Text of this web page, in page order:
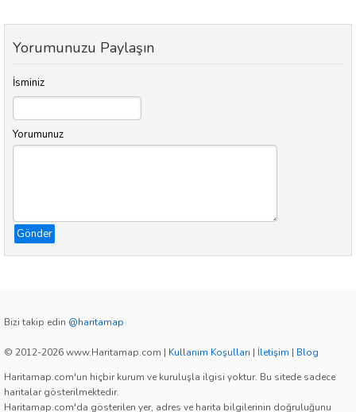
Yorumunuzu Paylaşın
İsminiz
Yorumunuz
Gönder
Bizi takip edin @haritamap
© 2012-2026 www.Haritamap.com | Kullanım Koşulları | İletişim | Blog
Haritamap.com'un hiçbir kurum ve kuruluşla ilgisi yoktur. Bu sitede sadece
haritalar gösterilmektedir.
Haritamap.com'da gösterilen yer, adres ve harita bilgilerinin doğruluğunu